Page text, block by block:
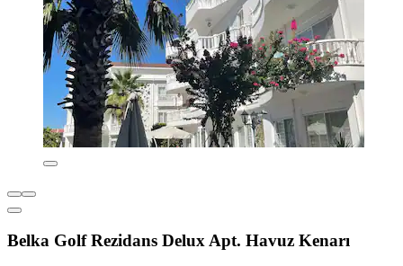
Belka Golf Rezidans Delux Apt. Havuz Kenarı